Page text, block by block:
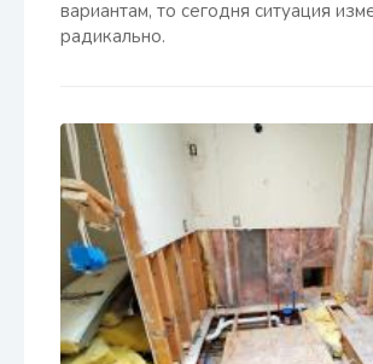
вариантам, то сегодня ситуация
радикально.